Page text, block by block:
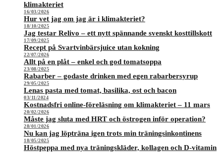
klimakteriet
16/03/2026
Hur vet jag om jag är i klimakteriet?
18/10/2025
Jag testar Relivo – ett nytt spännande svenskt kosttillskott
17/09/2025
Recept på Svartvinbärsjuice utan kokning
22/07/2026
Allt på en plåt – enkel och god tomatsoppa
23/08/2025
Rabarber – godaste drinken med egen rabarbersyrup
29/05/2025
Lenas pasta med tomat, basilika, ost och bacon
03/11/2024
Kostnadsfri online-föreläsning om klimakteriet – 11 mars
20/02/2026
Måste jag sluta med HRT och östrogen inför operation?
28/01/2026
Nu kan jag löpträna igen trots min träningsinkontinens
18/05/2025
Höstpeppa med nya träningskläder, kollagen och D-vitamin